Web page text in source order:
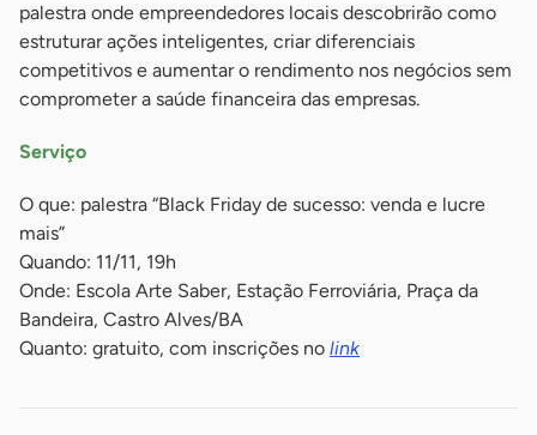
palestra onde empreendedores locais descobrirão como
estruturar ações inteligentes, criar diferenciais
competitivos e aumentar o rendimento nos negócios sem
comprometer a saúde financeira das empresas.
Serviço
O que: palestra “Black Friday de sucesso: venda e lucre
mais”
Quando: 11/11, 19h
Onde: Escola Arte Saber, Estação Ferroviária, Praça da
Bandeira, Castro Alves/BA
Quanto: gratuito, com inscrições no link